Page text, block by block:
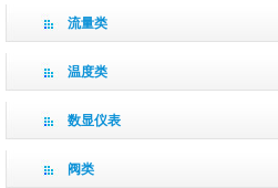
流量类
温度类
数显仪表
阀类